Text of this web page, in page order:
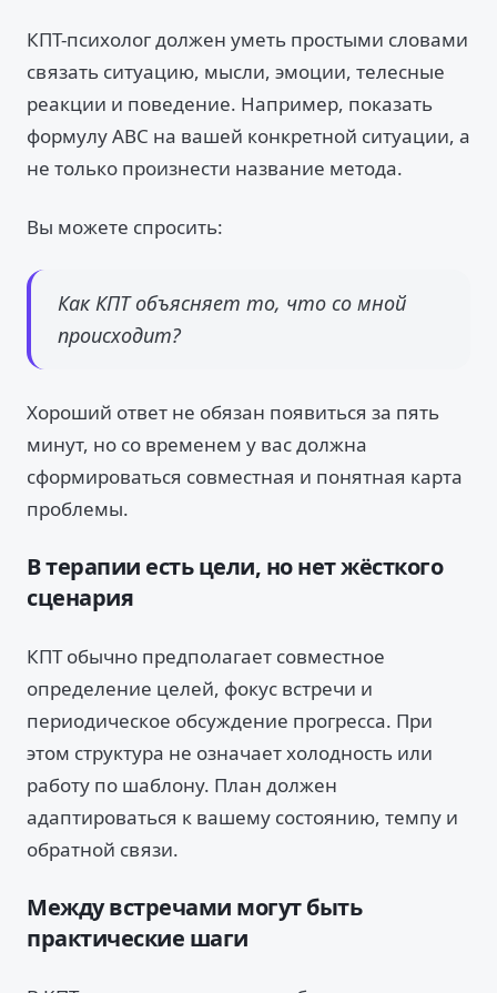
КПТ-психолог должен уметь простыми словами
связать ситуацию, мысли, эмоции, телесные
реакции и поведение. Например, показать
формулу ABC на вашей конкретной ситуации, а
не только произнести название метода.
Вы можете спросить:
Как КПТ объясняет то, что со мной
происходит?
Хороший ответ не обязан появиться за пять
минут, но со временем у вас должна
сформироваться совместная и понятная карта
проблемы.
В терапии есть цели, но нет жёсткого
сценария
КПТ обычно предполагает совместное
определение целей, фокус встречи и
периодическое обсуждение прогресса. При
этом структура не означает холодность или
работу по шаблону. План должен
адаптироваться к вашему состоянию, темпу и
обратной связи.
Между встречами могут быть
практические шаги